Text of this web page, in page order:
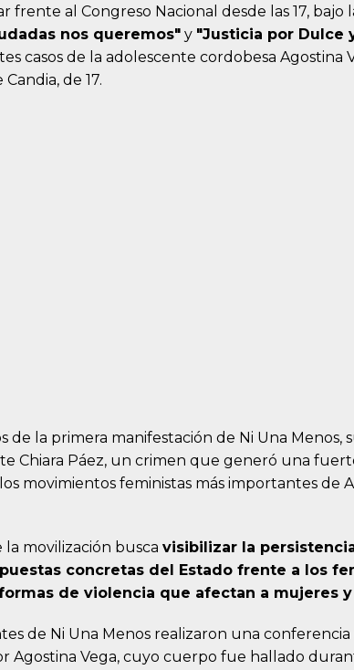
al Congreso Nacional desde las 17, bajo
nos queremos" y "Justicia por Dulce
casos de la adolescente cordobesa Agostina
de 17.
de la primera manifestación de Ni Una Menos,
Chiara Páez, un crimen que generó una
movimientos feministas más importantes de
movilización busca visibilizar la
concretas del Estado frente a los
de violencia que afectan a mujeres
de Ni Una Menos realizaron una conferencia
Agostina Vega, cuyo cuerpo fue hallado